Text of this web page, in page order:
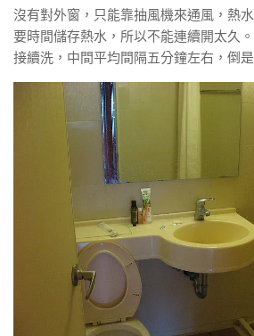
沒有對外窗，只能靠抽風機來通風，熱
要時間儲存熱水，所以不能連續開太久
接續洗，中間平均間隔五分鐘左右，倒